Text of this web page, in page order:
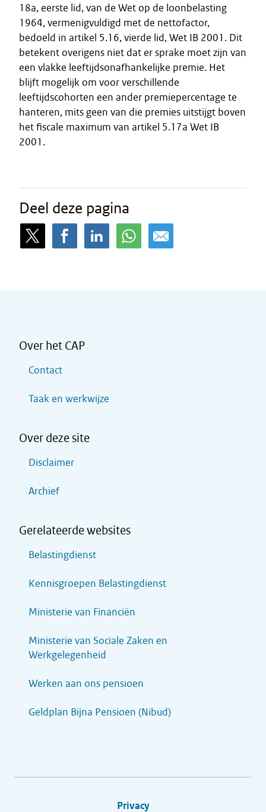
18a, eerste lid, van de Wet op de loonbelasting
1964, vermenigvuldigd met de nettofactor,
bedoeld in artikel 5.16, vierde lid, Wet IB 2001. Dit
betekent overigens niet dat er sprake moet zijn van
een vlakke leeftijdsonafhankelijke premie. Het
blijft mogelijk om voor verschillende
leeftijdscohorten een ander premiepercentage te
hanteren, mits geen van die premies uitstijgt boven
het fiscale maximum van artikel 5.17a Wet IB
2001.
Deel deze pagina
Over het CAP
Contact
Taak en werkwijze
Over deze site
Disclaimer
Archief
Gerelateerde websites
Belastingdienst
Kennisgroepen Belastingdienst
Ministerie van Financiën
Ministerie van Sociale Zaken en
Werkgelegenheid
Werken aan ons pensioen
Geldplan Bijna Pensioen (Nibud)
Privacy